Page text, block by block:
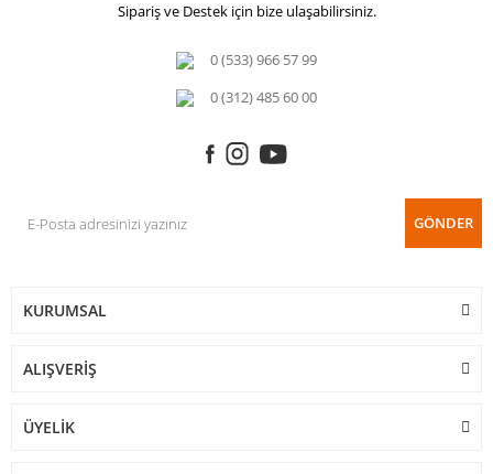
Sipariş ve Destek için bize ulaşabilirsiniz.
0 (533) 966 57 99
0 (312) 485 60 00
GÖNDER
KURUMSAL
ALIŞVERİŞ
ÜYELİK